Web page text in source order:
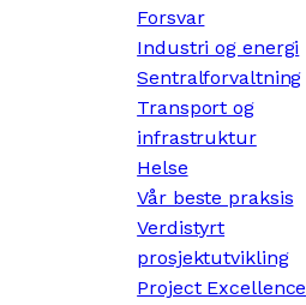
Forsvar
Industri og energi
Sentralforvaltning
Transport og
infrastruktur
Helse
Vår beste praksis
Verdistyrt
prosjektutvikling
Project Excellence